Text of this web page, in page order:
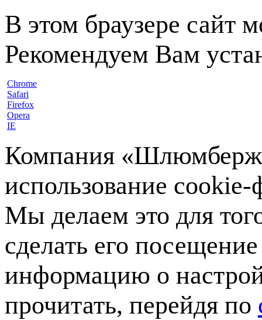
В этом браузере сайт
Рекомендуем Вам
Chrome
Safari
Firefox
Opera
IE
Компания
использование
Мы делаем это для
сделать его
информацию о
прочитать, перейдя по